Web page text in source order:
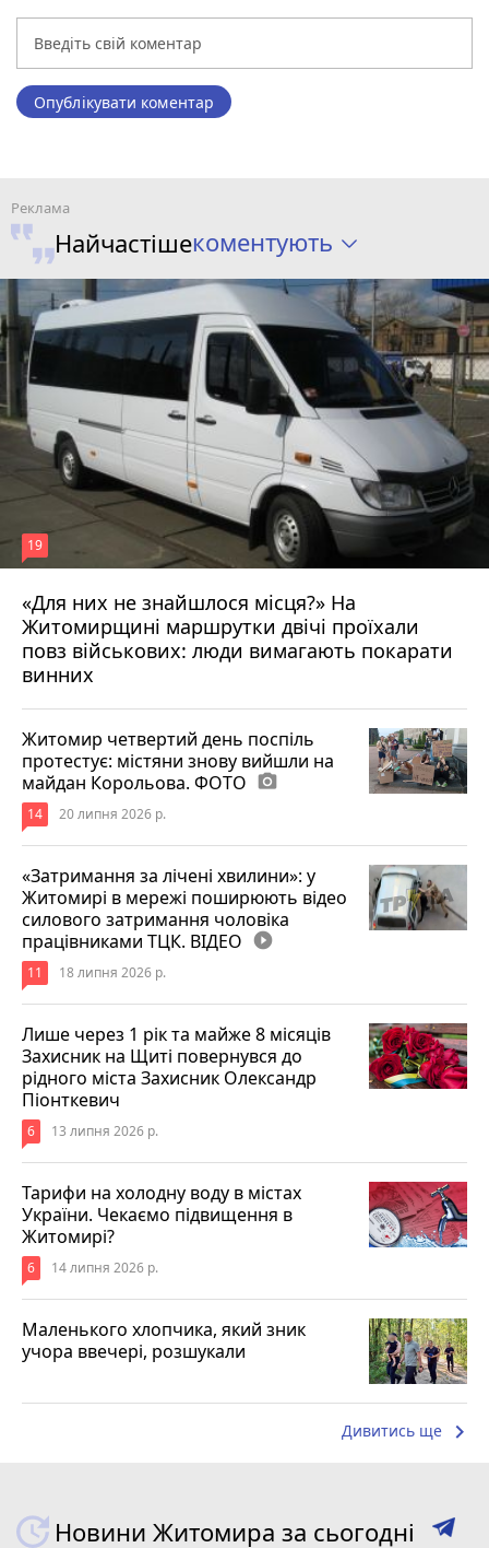
Опублікувати коментар
Найчастішекоментують
«Для них не знайшлося місця?» На
Житомирщині маршрутки двічі проїхали
повз військових: люди вимагають покарати
винних
19
17 липня 2026 р.
Житомир четвертий день поспіль
протестує: містяни знову вийшли на
майдан Корольова. ФОТО photo_camera
14 20 липня 2026 р.
«Затримання за лічені хвилини»: у
Житомирі в мережі поширюють відео
силового затримання чоловіка
працівниками ТЦК. ВІДЕО play_circle_filled
11 18 липня 2026 р.
Лише через 1 рік та майже 8 місяців
Захисник на Щиті повернувся до
рідного міста Захисник Олександр
Піонткевич
6 13 липня 2026 р.
Тарифи на холодну воду в містах
України. Чекаємо підвищення в
Житомирі?
6 14 липня 2026 р.
Маленького хлопчика, який зник
учора ввечері, розшукали
Дивитись ще keyboard_arrow_right
Новини Житомира за сьогодні